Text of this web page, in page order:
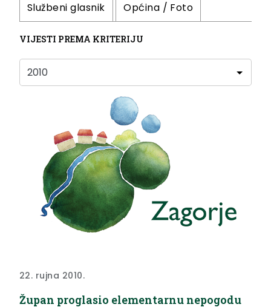
Službeni glasnik Općina / Foto
VIJESTI PREMA KRITERIJU
22. rujna 2010.
Župan proglasio elementarnu nepogodu